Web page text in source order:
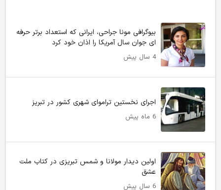
بیوگرافی مونا جراحی، ایرانی که استعداد برتر حرفه
ای جوان سال آمریکا را اذان خود کرد
4 سال پیش
اجرای نخستین تراموای شهری کشور در تبریز
6 ماه پیش
اولین دیدار مولانا و شمس تبریزی در کتاب ملت
عشق
6 سال پیش